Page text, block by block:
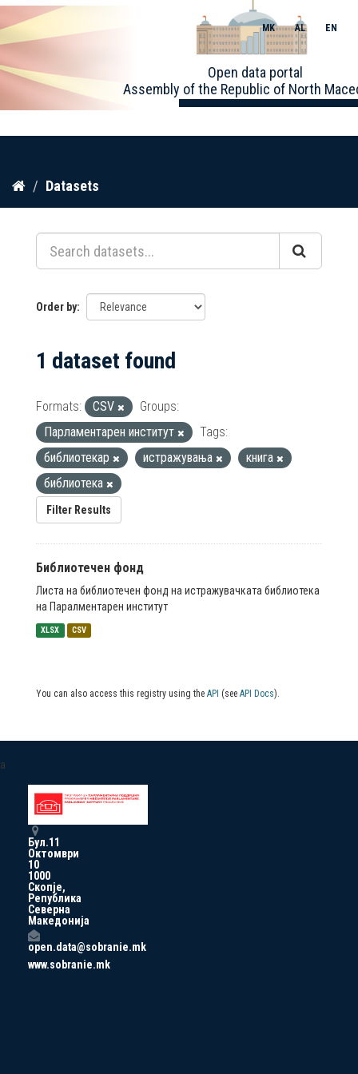
Skip
content
Open data portal
Assembly of the Republic of North
MK AL EN
Datasets
Order by
1 dataset found
Formats: CSV
Groups:
Парламентарен институт
Tags:
библиотекар
истражувања
книга
библиотека
Filter Results
Библиотечен фонд
Листа на библиотечен фонд на истражувачката библиотека
на Паралментарен институт
XLSX CSV
You can also access this registry using the API (see API Docs).
a
Бул.11
Октомври
10
1000
Скопје,
Република
Северна
Македонија
open.data@sobranie.mk
www.sobranie.mk